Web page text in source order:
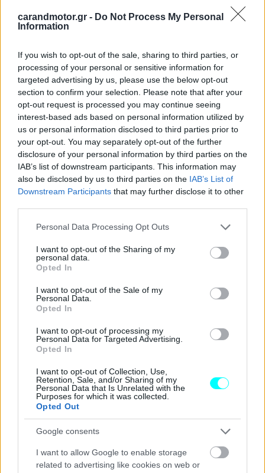
carandmotor.gr - Do Not Process My Personal
Information
If you wish to opt-out of the sale, sharing to third parties, or
processing of your personal or sensitive information for
targeted advertising by us, please use the below opt-out
section to confirm your selection. Please note that after your
opt-out request is processed you may continue seeing
interest-based ads based on personal information utilized by
us or personal information disclosed to third parties prior to
your opt-out. You may separately opt-out of the further
disclosure of your personal information by third parties on the
IAB’s list of downstream participants. This information may
also be disclosed by us to third parties on the IAB’s List of
Downstream Participants that may further disclose it to other
Please note that this website/app uses one or more Google
not limited to your visit or usage behaviour. You may click to
grant or deny consent to Google and its third-party tags to
use your data for below specified purposes in below Google
consent section.
Personal Data Processing Opt Outs
I want to opt-out of the Sharing of my
personal data.
Opted In
I want to opt-out of the Sale of my
Personal Data.
Opted In
I want to opt-out of processing my
Personal Data for Targeted Advertising.
Opted In
I want to opt-out of Collection, Use,
Retention, Sale, and/or Sharing of my
Personal Data that Is Unrelated with the
Purposes for which it was collected.
Opted Out
Google consents
I want to allow Google to enable storage
related to advertising like cookies on web or
Διαβάστε επίσης